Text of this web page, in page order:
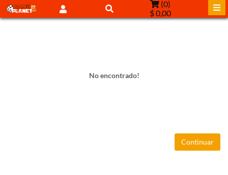
(0)
$ 0,00
No encontrado!
Continuar